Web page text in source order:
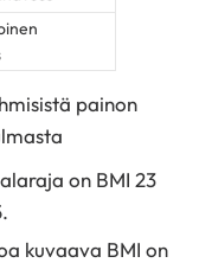
painon
on BMI 23
kuvaava BMI on